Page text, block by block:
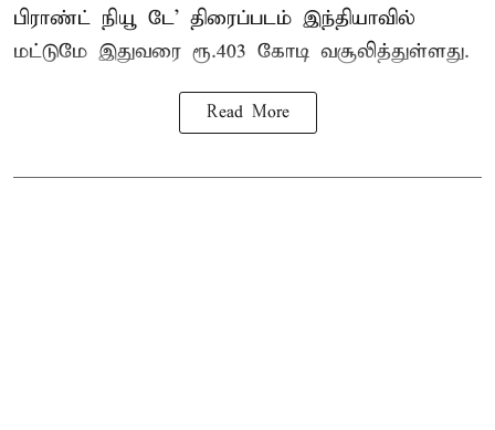
பிராண்ட் நியூ டே’ திரைப்படம் இந்தியாவில்
மட்டுமே இதுவரை ரூ.403 கோடி வசூலித்துள்ளது.
Read More